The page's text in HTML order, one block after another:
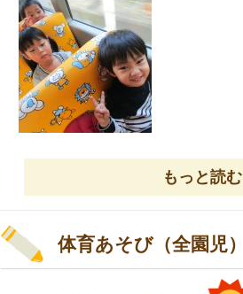
もっと読む
体育あそび（全園児）